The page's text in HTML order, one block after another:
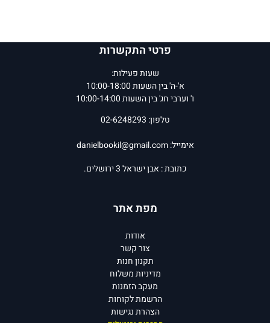
פרטי התקשרות
שעות פעילות:
א'-ה' בין השעות 10:00-18:00
ו' וערבי חג' בין השעות 10:00-14:00
טלפון: 02-6248293
אימייל:danielbookil@gmail.com
כתובת : אבן ישראל 3 ירושלים.
מפת אתר
אודות
צור קשר
תקנון חנות
מדיניות משלוח
מעקב הזמנות
הרשמת לקוחות
הצהרת נגישות